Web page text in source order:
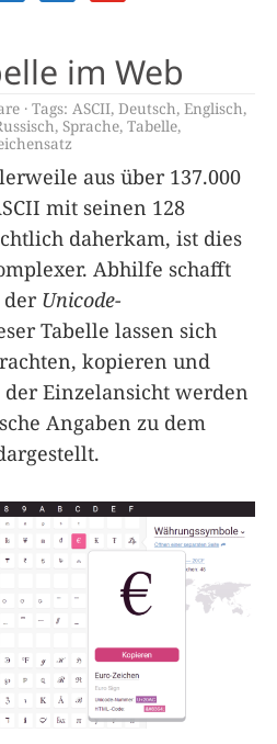
im Web
Tags: ASCII, Deutsch, Englisch,
, Sprache, Tabelle,
aus über 137.000
mit seinen 128
daherkam, ist dies
Abhilfe schafft
der Unicode-
Tabelle lassen sich
kopieren und
Einzelansicht werden
Angaben zu dem